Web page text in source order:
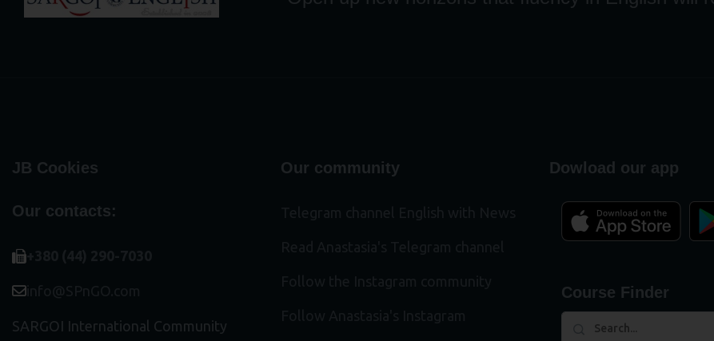
JB Cookies
Our contacts:
SARGOI International Community
Our community Dowload our app
Course Finder